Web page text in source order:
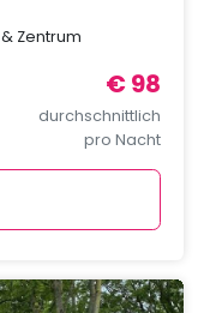
Zentrum
€ 98
durchschnittlich
pro Nacht